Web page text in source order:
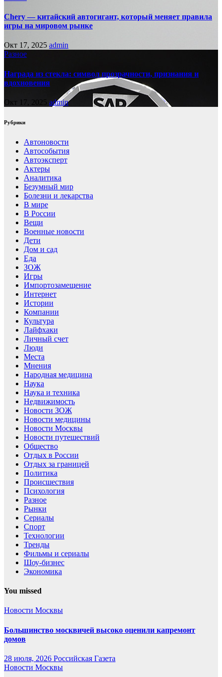
Chery — китайский автогигант, который меняет правила
игры на мировом рынке
Окт 17, 2025 admin
Разное
Награда из стекла: символ прозрачности, признания и
вдохновения
Окт 17, 2025 admin
Рубрики
Автоновости
Автособытия
Автоэксперт
Актеры
Аналитика
Безумный мир
Болезни и лекарства
В мире
В России
Вещи
Военные новости
Дети
Дом и сад
Еда
ЗОЖ
Игры
Импортозамещение
Интернет
Истории
Компании
Культура
Лайфхаки
Личный счет
Люди
Места
Мнения
Народная медицина
Наука
Наука и техника
Недвижимость
Новости ЗОЖ
Новости медицины
Новости Москвы
Новости путешествий
Общество
Отдых в России
Отдых за границей
Политика
Происшествия
Психология
Разное
Рынки
Сериалы
Спорт
Технологии
Тренды
Фильмы и сериалы
Шоу-бизнес
Экономика
You missed
Новости Москвы
Большинство москвичей высоко оценили капремонт
домов
28 июля, 2026 Российская Газета
Новости Москвы